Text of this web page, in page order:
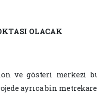
OLACAK
ve gösteri merkezi
ayrıca bin